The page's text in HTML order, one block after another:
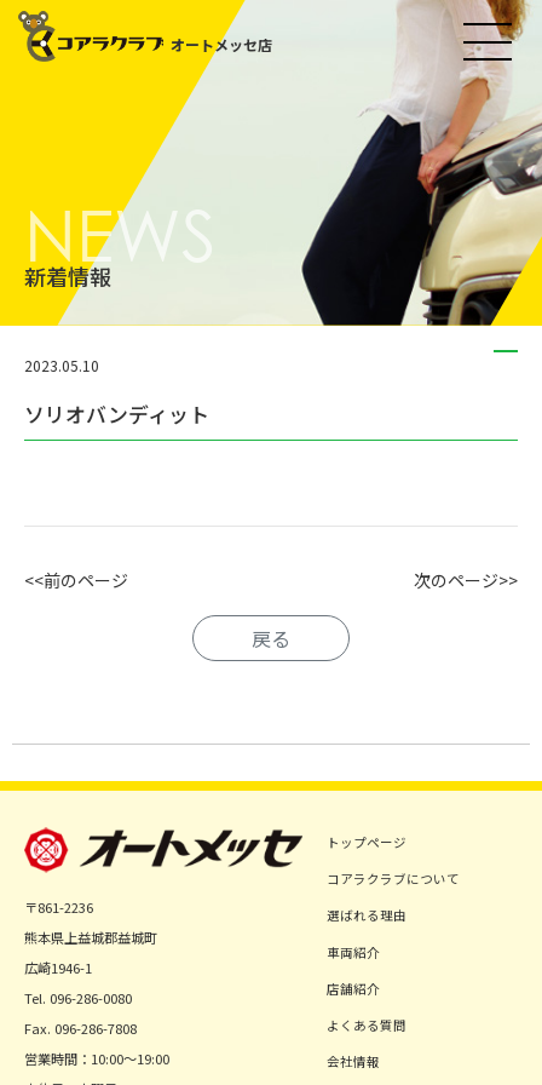
オートメッセ店
新着情報
NEWS
2023.05.10
ソリオバンディット
<<前のページ 次のページ>>
戻る
〒861-2236
熊本県上益城郡益城町
広崎1946-1
Tel. 096-286-0080
Fax. 096-286-7808
営業時間：10:00～19:00
トップページ
コアラクラブについて
選ばれる理由
車両紹介
店舗紹介
よくある質問
会社情報